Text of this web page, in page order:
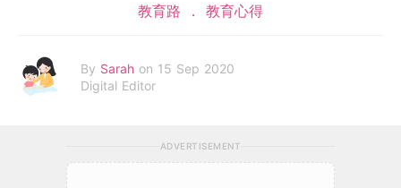
教育路 教育心得
By Sarah on 15 Sep 2020
Digital Editor
ADVERTISEMENT